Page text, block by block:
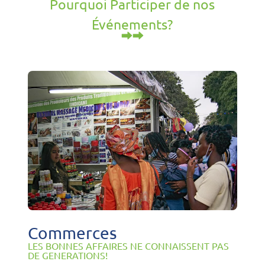
Pourquoi Participer de nos
Événements?
Commerces
LES BONNES AFFAIRES NE CONNAISSENT PAS
DE GENERATIONS!